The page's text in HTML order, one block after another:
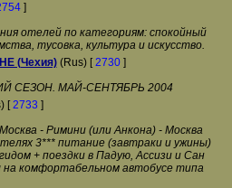
]
отелей по категориям: спокойный
тусовка, культура и искусство.
(Чехия)(Rus) [2730]
СЕЗОН. МАЙ-СЕНТЯБРЬ 2004
[2733 ]
- Римини (или Анкона) - Москва
3*** питание (завтраки и ужины)
+ поездки в Падую, Ассизи и Сан
комфортабельном автобусе типа